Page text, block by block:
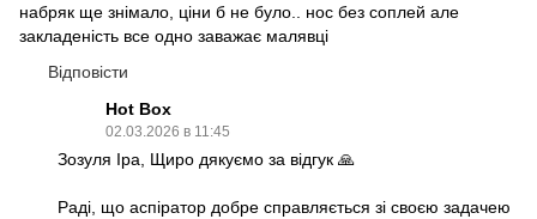
набряк ще знімало, ціни б не було.. нос без соплей але
закладеність все одно заважає малявці
Відповісти
Hot Box
02.03.2026 в 11:45
Зозуля Іра, Щиро дякуємо за відгук 🙏
Раді, що аспіратор добре справляється зі своєю задачею